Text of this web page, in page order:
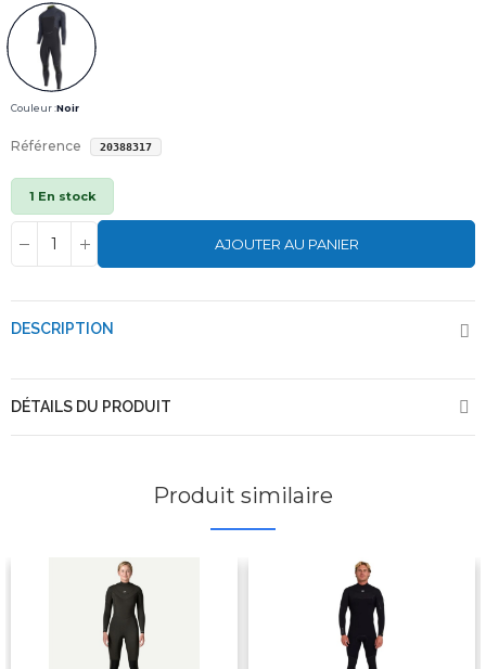
Couleur :Noir
Référence 20388317
1 En stock
AJOUTER AU PANIER
DESCRIPTION
DÉTAILS DU PRODUIT
Produit similaire